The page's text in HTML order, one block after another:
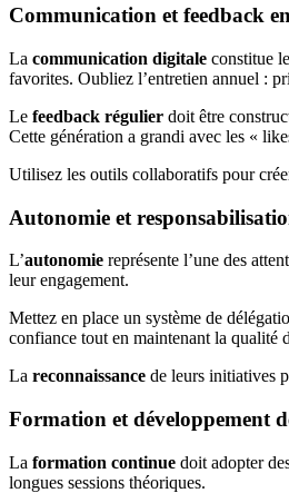
Communication et feedback
La communication digitale constitue
favorites. Oubliez l’entretien annuel :
Le feedback régulier doit être
Cette génération a grandi avec les «
Utilisez les outils collaboratifs pour
Autonomie et
L’autonomie représente l’une des
leur engagement.
Mettez en place un système de
confiance tout en maintenant la qualité
La reconnaissance de leurs initiatives
Formation et développement
La formation continue doit adopter
longues sessions théoriques.